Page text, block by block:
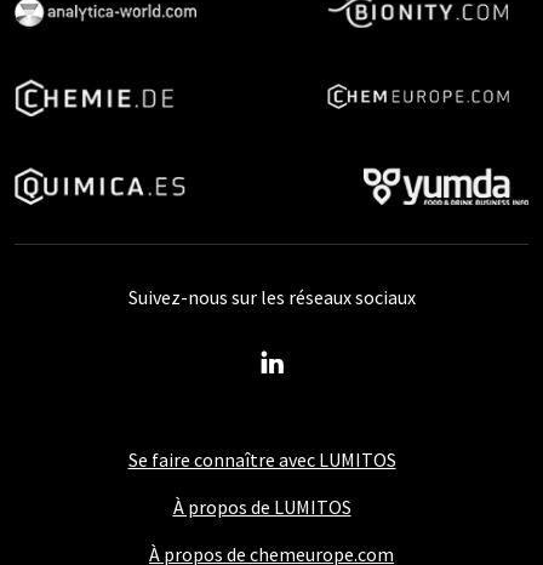
Se faire connaître avec LUMITOS
À propos de LUMITOS
À propos de chemeurope.com
Suivez-nous sur les réseaux sociaux